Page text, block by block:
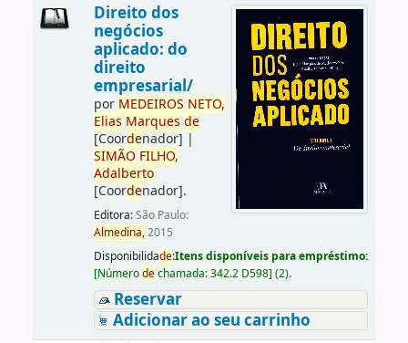
Direito dos
negócios
aplicado: do
direito
empresarial/
por MEDEIROS NETO,
Elias Marques de
[Coordenador] |
SIMÃO FILHO,
Adalberto
[Coordenador].
Editora:São Paulo:
Almedina,2015
Disponibilidade:Itens disponíveis para empréstimo:
[Númerodechamada:342.2 D598] (2).
Reservar
Adicionar ao seu carrinho